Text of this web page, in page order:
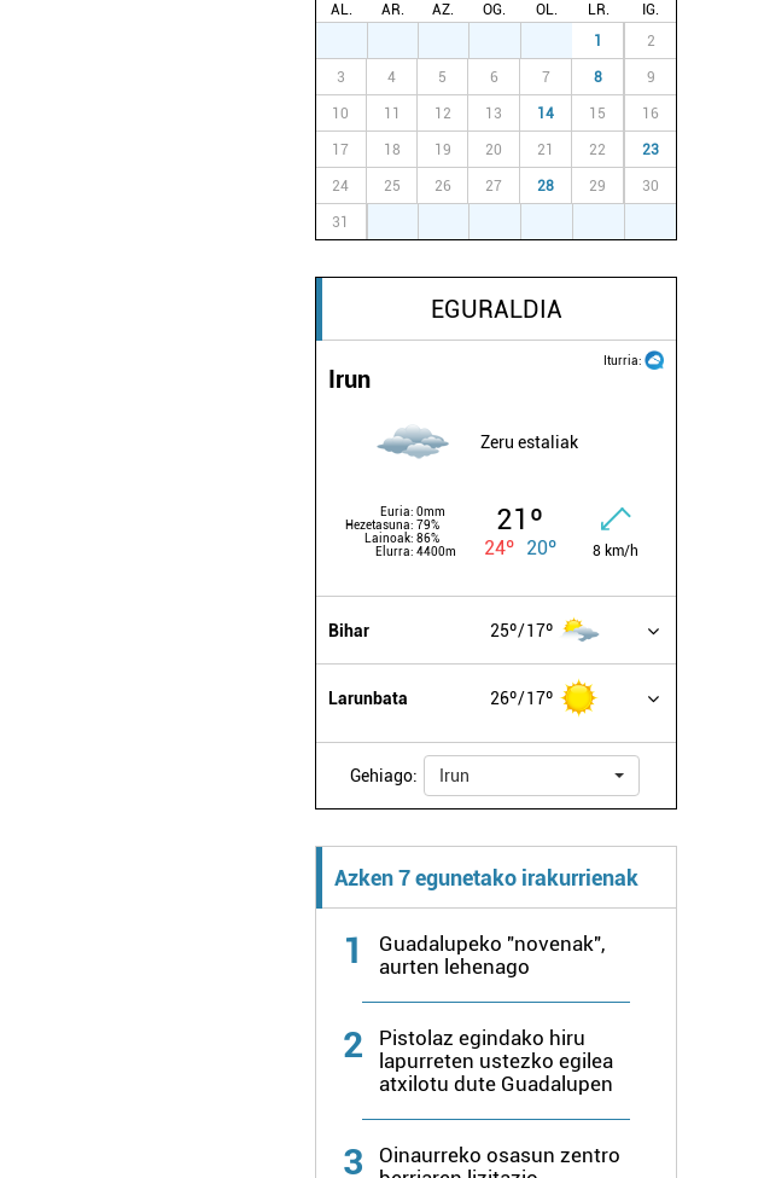
AL. AR. AZ. OG. OL. LR.
IG.
1 2
3 4 5 6 7 8 9
10 11 12 13 14 15 16
17 18 19 20 21 22 23
24 25 26 27 28 29 30
31
EGURALDIA
Iturria:
Irun
Zeru estaliak
Euria: 0mm
Hezetasuna: 79%
Lainoak: 86%
Elurra: 4400m
21º
24º 20º 8 km/h
Bihar 25º 17º
Larunbata 26º 17º
Gehiago: Irun
Azken 7 egunetako irakurrienak
1
Guadalupeko "novenak",
aurten lehenago
2
Pistolaz egindako hiru
lapurreten ustezko egilea
atxilotu dute Guadalupen
3
Oinaurreko osasun zentro